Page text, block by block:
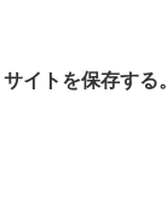
イトを保存する。